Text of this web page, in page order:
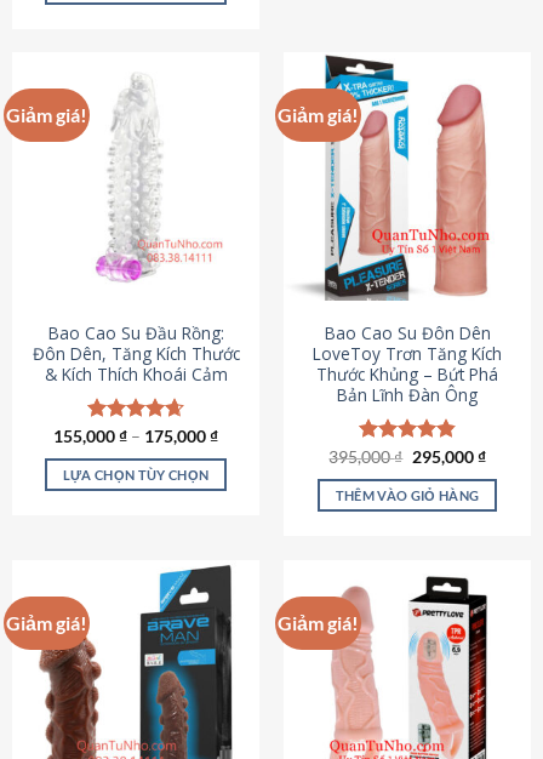
có
nhiều
biến
thể.
Các
tùy
chọn
có
chọn
trên
trang
sản
phẩm
Giảm giá!
Bao Cao Su Đầu Rồng:
Đôn Dên, Tăng Kích Thước
& Kích Thích Khoái Cảm
Được xếp
hạng4.69
5 sao
155,000₫ – 175,000₫
LỰA CHỌN TÙY CHỌN
nhiều
biến
thể.
Các
tùy
chọn
Giảm giá!
Bao Cao Su Đôn Dên
LoveToy Trơn Tăng Kích
Thước Khủng – Bứt Phá
Bản Lĩnh Đàn Ông
Được xếp
hạng4.82
5 sao
395,000₫ Giá
là:
395,000 ₫.
295,000₫Giá
tại
THÊM VÀO GIỎ HÀNG
Giảm giá! Giảm giá!